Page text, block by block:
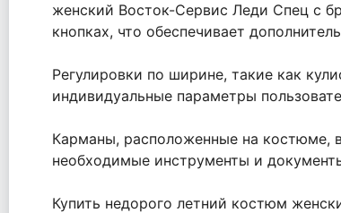
женский Восток-Сервис Леди Спец с
кнопках, что обеспечивает
Регулировки по ширине, такие как
индивидуальные параметры
Карманы, расположенные на костюме,
необходимые инструменты и
Купить недорого летний костюм